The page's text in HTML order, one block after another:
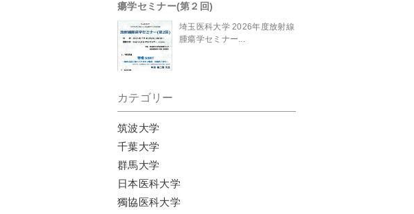
瘍学セミナー(第２回)
埼玉医科大学 2026年度放射線
腫瘍学セミナー...
カテゴリー
筑波大学
千葉大学
群馬大学
日本医科大学
獨協医科大学